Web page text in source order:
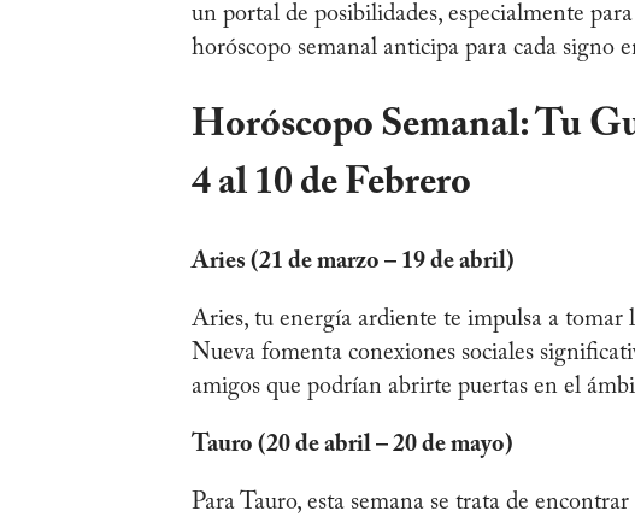
un portal de posibilidades, especialmente
horóscopo semanal anticipa para cada signo
Horóscopo Semanal: Tu
4 al 10 de Febrero
Aries (21 de marzo – 19 de abril)
Aries, tu energía ardiente te impulsa a
Nueva fomenta conexiones sociales
amigos que podrían abrirte puertas en el
Tauro (20 de abril – 20 de mayo)
Para Tauro, esta semana se trata de